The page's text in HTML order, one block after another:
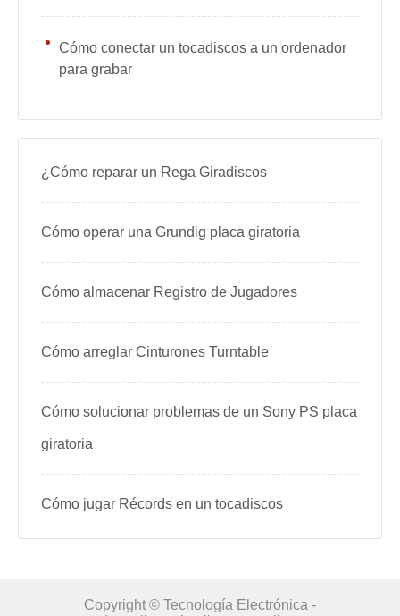
Cómo conectar un tocadiscos a un ordenador
para grabar
¿Cómo reparar un Rega Giradiscos
Cómo operar una Grundig placa giratoria
Cómo almacenar Registro de Jugadores
Cómo arreglar Cinturones Turntable
Cómo solucionar problemas de un Sony PS placa
giratoria
Cómo jugar Récords en un tocadiscos
Copyright © Tecnología Electrónica -